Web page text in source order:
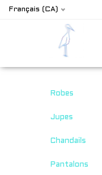
Français (CA)
Robes
Jupes
Chandails
Pantalons